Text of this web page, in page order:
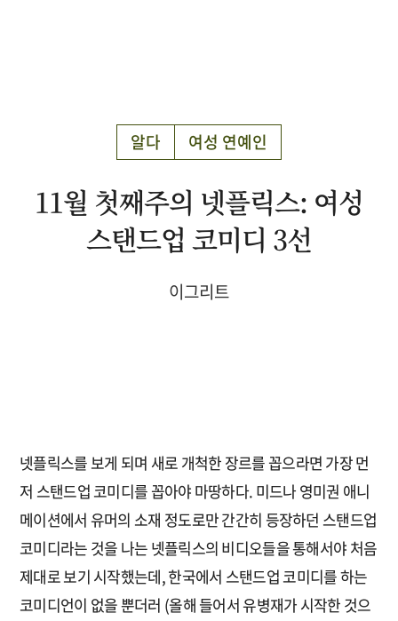
알다 여성 연예인
11월 첫째주의 넷플릭스: 여성
스탠드업 코미디 3선
이그리트
넷플릭스를 보게 되며 새로 개척한 장르를 꼽으라면 가장 먼
저 스탠드업 코미디를 꼽아야 마땅하다. 미드나 영미권 애니
메이션에서 유머의 소재 정도로만 간간히 등장하던 스탠드업
코미디라는 것을 나는 넷플릭스의 비디오들을 통해서야 처음
제대로 보기 시작했는데, 한국에서 스탠드업 코미디를 하는
코미디언이 없을 뿐더러 (올해 들어서 유병재가 시작한 것으